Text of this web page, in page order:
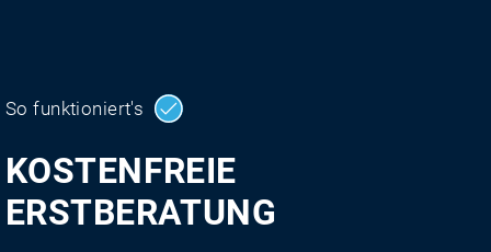
So funktioniert's
KOSTENFREIE
ERSTBERATUNG